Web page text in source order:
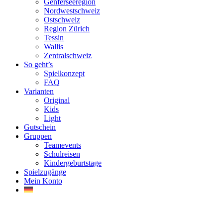
Genferseeregion
Nordwestschweiz
Ostschweiz
Region Zürich
Tessin
Wallis
Zentralschweiz
So geht’s
Spielkonzept
FAQ
Varianten
Original
Kids
Light
Gutschein
Gruppen
Teamevents
Schulreisen
Kindergeburtstage
Spielzugänge
Mein Konto